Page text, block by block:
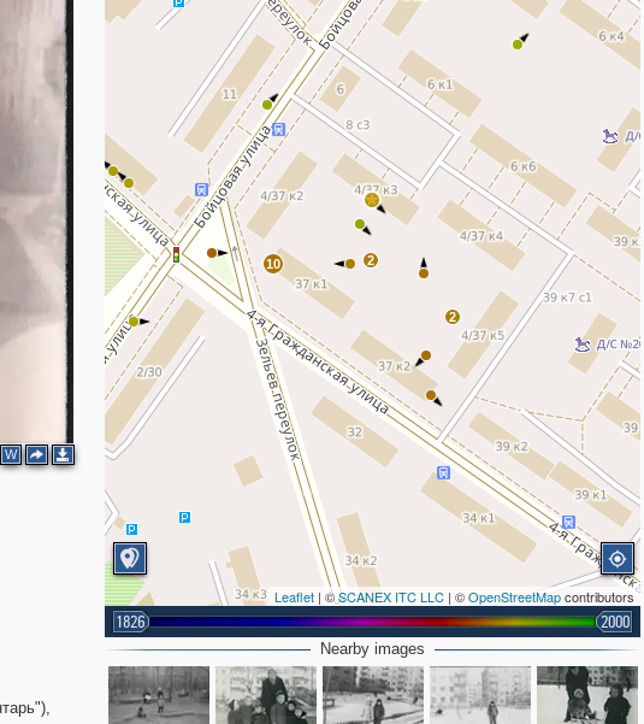
W
2
2
10
Leaflet | ©SCANEX ITC LLC | ©OpenStreetMapcontributors
1826 2000
Nearby images